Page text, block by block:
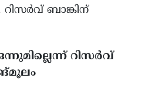
റിസർവ് ബാങ്കിന്
റിസർവ്